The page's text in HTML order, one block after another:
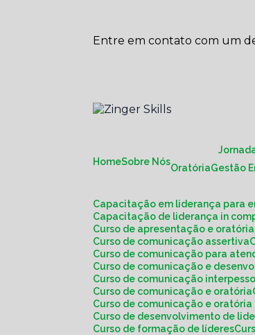
Entre em contato com um de
Home Sobre Nós
Oratória
Gestão
Capacitação em liderança para
Capacitação de liderança in
Curso de apresentação e oratória
Curso de comunicação assertiva
Curso de comunicação para
Curso de comunicação e
Curso de comunicação
Curso de comunicação e oratória
Curso de comunicação e
Curso de desenvolvimento de
Curso de formação de líderes